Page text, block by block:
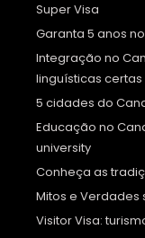
Super Visa
Garanta 5 anos
Integração no
linguísticas certas
5 cidades do
Educação no
university
Conheça as
Mitos e Verdades
Visitor Visa: